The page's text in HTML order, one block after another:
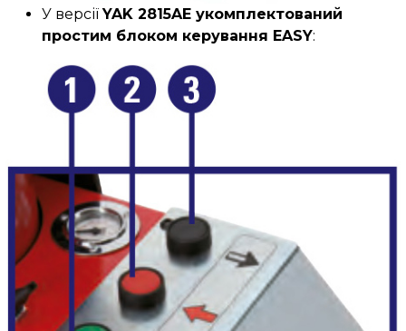
У версіїYAK 2815AE укомплектований
простим блоком керування EASY: